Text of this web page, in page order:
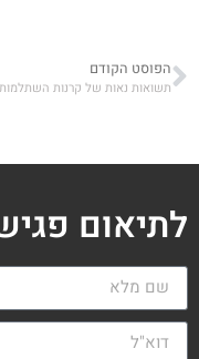
הפוסט הקודם
לתיאום